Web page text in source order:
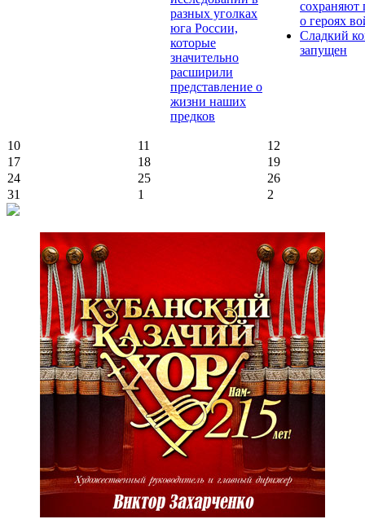
разных уголках
юга России,
которые
значительно
расширили
представление о
жизни наших
предков
сохраняют
о героях
Сладкий
запущен
10 11
12
17
18
19
24
25
26
31
1 2